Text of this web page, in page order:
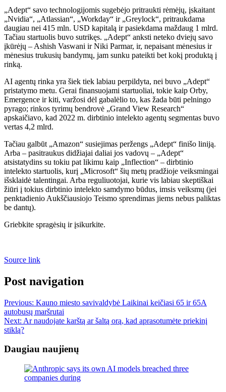
„Adept“ savo technologijomis sugebėjo pritraukti rėmėjų, įskaitant
„Nvidia“, „Atlassian“, „Workday“ ir „Greylock“, pritraukdama
daugiau nei 415 mln. USD kapitalą ir pasiekdama maždaug 1 mlrd.
Tačiau startuolis buvo sutrikęs. „Adept“ anksti neteko dviejų savo
įkūrėjų – Ashish Vaswani ir Niki Parmar, ir, nepaisant mėnesius ir
mėnesius trukusių bandymų, jam sunku pateikti bet kokį produktą į
rinką.
AI agentų rinka yra šiek tiek labiau perpildyta, nei buvo „Adept“
pristatymo metu. Gerai finansuojami startuoliai, tokie kaip Orby,
Emergence ir kiti, varžosi dėl gabalėlio to, kas žada būti pelningo
pyrago; rinkos tyrimų bendrovė „Grand View Research“
apskaičiavo, kad 2022 m. dirbtinio intelekto agentų segmentas buvo
vertas 4,2 mlrd.
Tačiau galbūt „Amazon“ susiejimas peržengs „Adept“ finišo liniją.
Arba – pasitraukus didžiajai daliai jos vadovų – „Adept“
atsistatydins su tokiu pat likimu kaip „Inflection“ – dirbtinio
intelekto startuolis, kurį „Microsoft“ šių metų pradžioje veiksmingai
išsklaidė talentingai. Arba reguliuotojai, kurie vis labiau skeptiškai
žiūri į tokius dirbtinio intelekto samdymo būdus, imsis veiksmų (jei
penktadienio Aukščiausiojo Teismo sprendimas jiems nebus paliktas
be dantų).
Griebkite spragėsių ir įsikurkite.
Source link
Post navigation
Previous: Kauno miesto savivaldybė Laikinai keičiasi 65 ir 65A
autobusų maršrutai
Next: Ar naudojate karštą ar šaltą orą, kad aprasotumėte priekinį
stiklą?
Daugiau naujienų